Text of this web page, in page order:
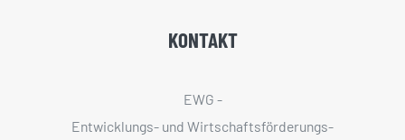
KONTAKT
EWG -
Entwicklungs- und Wirtschaftsförderungs­